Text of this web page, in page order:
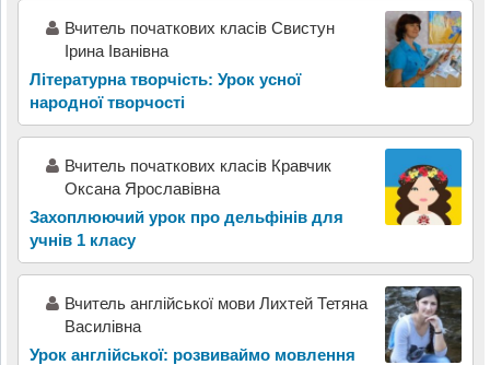
Вчитель початкових класів Свистун
Ірина Іванівна
Літературна творчість: Урок усної
народної творчості
Вчитель початкових класів Кравчик
Оксана Ярославівна
Захоплюючий урок про дельфінів для
учнів 1 класу
Вчитель англійської мови Лихтей Тетяна
Василівна
Урок англійської: розвиваймо мовлення